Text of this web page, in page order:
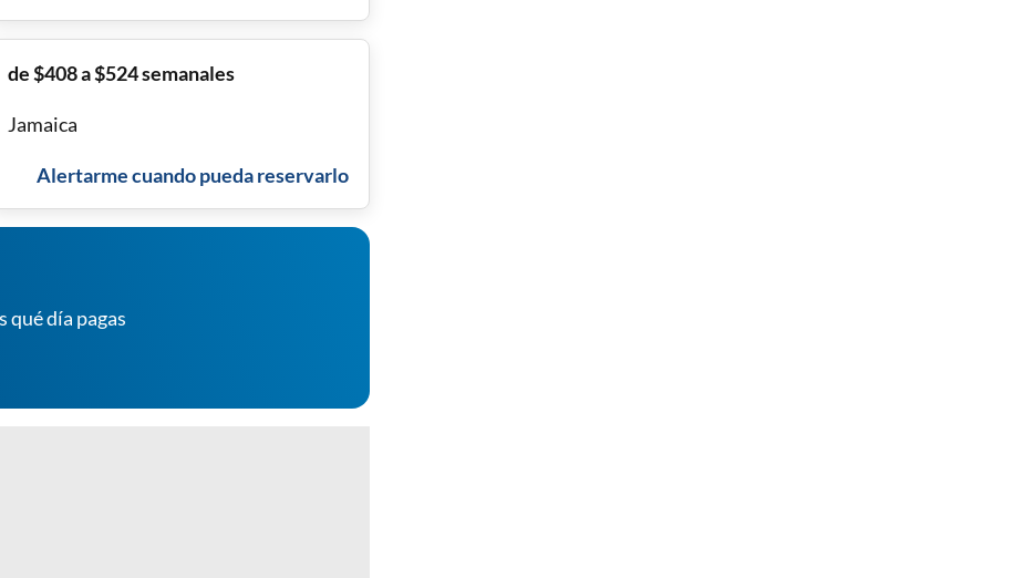
de $408 a $524 semanales
Jamaica
Alertarme cuando pueda reservarlo
qué día pagas